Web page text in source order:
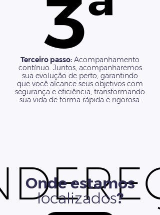
Terceiro passo: Acompanhamento
contínuo. Juntos, acompanharemos
sua evolução de perto, garantindo
que você alcance seus objetivos com
segurança e eficiência, transformando
sua vida de forma rápida e rigorosa.
3ª
3ª
Onde estamos
localizados?